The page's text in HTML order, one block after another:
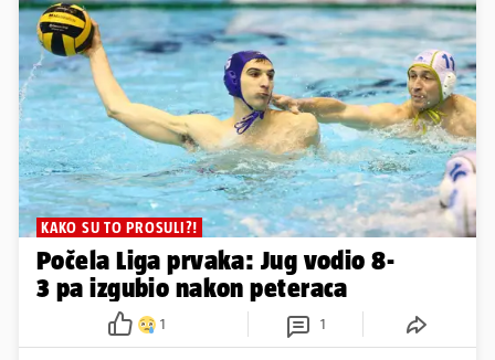
KAKO SU TO PROSULI?!
Počela Liga prvaka: Jug vodio 8-
3 pa izgubio nakon peteraca
1 1